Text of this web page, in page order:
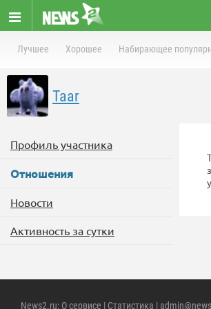
Лучшее Хорошее Набирающее
Taar
Профиль участника
Отношения
Новости
Активность за сутки
News2.ru: О сервисе | Статистика |